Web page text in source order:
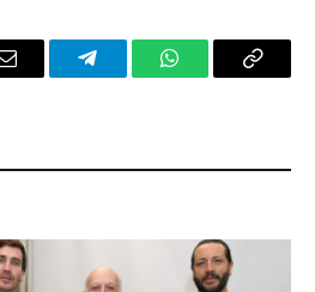
Email TelegramWhatsAppCopy